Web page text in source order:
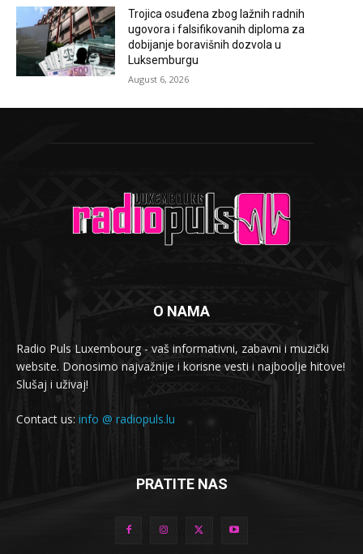
Trojica osuđena zbog lažnih radnih
ugovora i falsifikovanih diploma za
dobijanje boravišnih dozvola u
Luksemburgu
August 6, 2026
O NAMA
Radio Puls Luxembourg - vaš informativni, zabavni i muzički
website. Donosimo najvažnije i korisne vesti i najboolje hitove!
Slušaj i uživaj!
Contact us: info @ radiopuls.lu
PRATITE NAS